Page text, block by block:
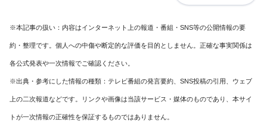
※本記事の扱い：内容はインターネット上の報道・番組・SNS等の公開情報の要
約・整理です。個人への中傷や断定的な評価を目的としません。正確な事実関係は
各公式発表や一次情報でご確認ください。
※出典・参考にした情報の種類：テレビ番組の発言要約、SNS投稿の引用、ウェブ
上の二次報道などです。リンクや画像は当該サービス・媒体のものであり、本サイ
トが一次情報の正確性を保証するものではありません。